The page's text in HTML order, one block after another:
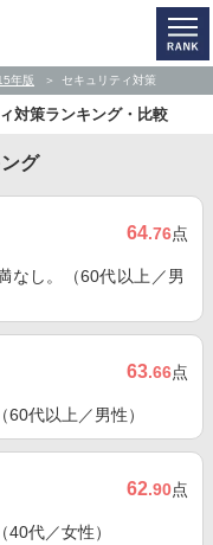
年版 セキュリティ対策
対策ランキング・比較
グ
64.76点
なし。（60代以上／男
63.66点
代以上／男性）
62.90点
代／女性）